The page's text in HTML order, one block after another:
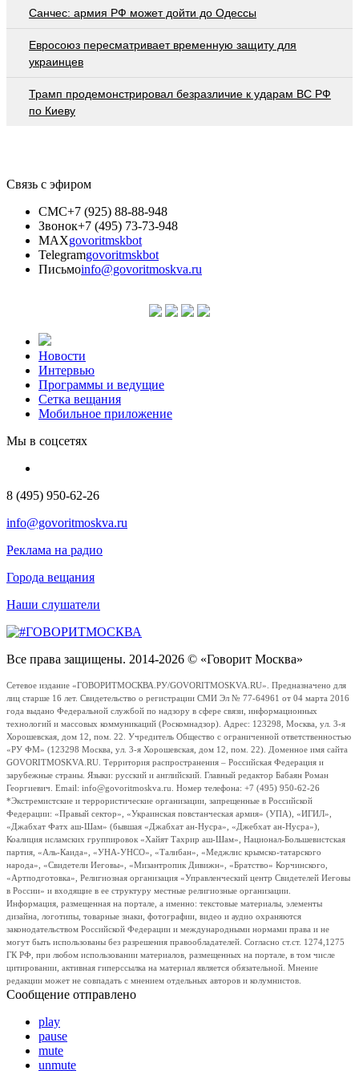
Санчес: армия РФ может дойти до Одессы
Евросоюз пересматривает временную защиту для
украинцев
Трамп продемонстрировал безразличие к ударам ВС РФ
по Киеву
Связь с эфиром
СМС+7 (925) 88-88-948
Звонок+7 (495) 73-73-948
MAXgovoritmskbot
Telegramgovoritmskbot
Письмоinfo@govoritmoskva.ru
Новости
Интервью
Программы и ведущие
Сетка вещания
Мобильное приложение
Мы в соцсетях
8 (495) 950-62-26
info@govoritmoskva.ru
Реклама на радио
Города вещания
Наши слушатели
Все права защищены. 2014-2026 © «Говорит Москва»
Сетевое издание «ГОВОРИТМОСКВА.РУ/GOVORITMOSKVA.RU». Предназначено для
лиц старше 16 лет. Свидетельство о регистрации СМИ Эл № 77-64961 от 04 марта 2016
года выдано Федеральной службой по надзору в сфере связи, информационных
технологий и массовых коммуникаций (Роскомнадзор). Адрес: 123298, Москва, ул. 3-я
Хорошевская, дом 12, пом. 22. Учредитель Общество с ограниченной ответственностью
«РУ ФМ» (123298 Москва, ул. 3-я Хорошевская, дом 12, пом. 22). Доменное имя сайта
GOVORITMOSKVA.RU. Территория распространения – Российская Федерация и
зарубежные страны. Языки: русский и английский. Главный редактор Бабаян Роман
Георгиевич. Email: info@govoritmoskva.ru. Номер телефона: +7 (495) 950-62-26
*Экстремистские и террористические организации, запрещенные в Российской
Федерации: «Правый сектор», «Украинская повстанческая армия» (УПА), «ИГИЛ»,
«Джабхат Фатх аш-Шам» (бывшая «Джабхат ан-Нусра», «Джебхат ан-Нусра»),
Коалиция исламских группировок «Хайят Тахрир аш-Шам», Национал-Большевистская
партия, «Аль-Каида», «УНА-УНСО», «Талибан», «Меджлис крымско-татарского
народа», «Свидетели Иеговы», «Мизантропик Дивижн», «Братство» Корчинского,
«Артподготовка», Религиозная организация «Управленческий центр Свидетелей Иеговы
в России» и входящие в ее структуру местные религиозные организации.
Информация, размещенная на портале, а именно: текстовые материалы, элементы
дизайна, логотипы, товарные знаки, фотографии, видео и аудио охраняются
законодательством Российской Федерации и международными нормами права и не
могут быть использованы без разрешения правообладателей. Согласно ст.ст. 1274,1275
ГК РФ, при любом использовании материалов, размещенных на портале, в том числе
цитировании, активная гиперссылка на материал является обязательной. Мнение
редакции может не совпадать с мнением отдельных авторов и колумнистов.
Сообщение отправлено
play
pause
mute
unmute